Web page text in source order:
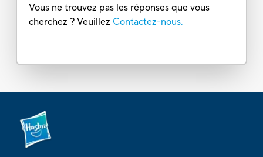
Vous ne trouvez pas les réponses que vous
cherchez ? Veuillez Contactez-nous.